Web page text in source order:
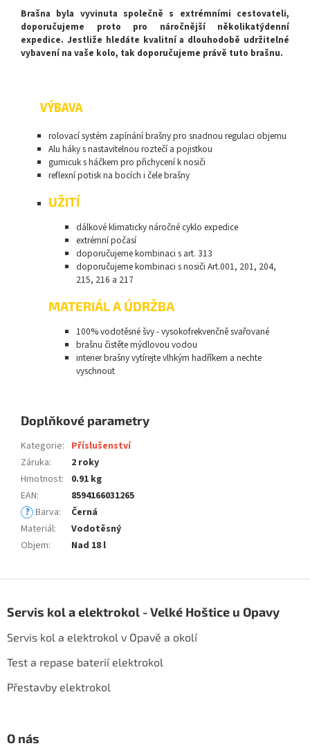
Brašna byla vyvinuta společně s extrémními cestovateli,
doporučujeme proto pro náročnější několikatýdenní
expedice. Jestliže hledáte kvalitní a dlouhodobě udržitelné
vybavení na vaše kolo, tak doporučujeme právě tuto brašnu.
VÝBAVA
rolovací systém zapínání brašny pro snadnou regulaci objemu
Alu háky s nastavitelnou roztečí a pojistkou
gumicuk s háčkem pro přichycení k nosiči
reflexní potisk na bocích i čele brašny
UŽITÍ
dálkové klimaticky náročné cyklo expedice
extrémní počasí
doporučujeme kombinaci s art. 313
doporučujeme kombinaci s nosiči Art.001, 201, 204,
215, 216 a 217
MATERIÁL A ÚDRŽBA
100% vodotěsné švy - vysokofrekvenčně svařované
brašnu čistěte mýdlovou vodou
interier brašny vytírejte vlhkým hadříkem a nechte
vyschnout
Doplňkové parametry
Kategorie: Příslušenství
Záruka:
2 roky
Hmotnost:
0.91 kg
EAN:
8594166031265
? Barva:
Černá
Materiál:
Vodotěsný
Objem: Nad 18 l
pServis kol a elektrokol - Velké Hoštice u Opavy
Servis kol a elektrokol v Opavě a okolí
Test a repase baterií elektrokol
Přestavby elektrokol
O nás